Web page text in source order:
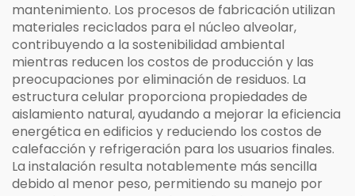
mantenimiento. Los procesos de fabricación utilizan
materiales reciclados para el núcleo alveolar,
contribuyendo a la sostenibilidad ambiental
mientras reducen los costos de producción y las
preocupaciones por eliminación de residuos. La
estructura celular proporciona propiedades de
aislamiento natural, ayudando a mejorar la eficiencia
energética en edificios y reduciendo los costos de
calefacción y refrigeración para los usuarios finales.
La instalación resulta notablemente más sencilla
debido al menor peso, permitiendo su manejo por